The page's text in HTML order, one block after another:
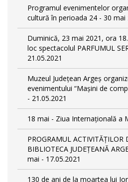
Programul evenimentelor
cultură în perioada 24 - 30 mai
Duminică, 23 mai 2021, ora
loc spectacolul PARFUMUL
21.05.2021
Muzeul Județean Argeș
evenimentului “Mașini de
- 21.05.2021
18 mai - Ziua Internațională a
PROGRAMUL ACTIVITĂȚILOR
BIBLIOTECA JUDEȚEANĂ
mai - 17.05.2021
130 de ani de la moartea lui